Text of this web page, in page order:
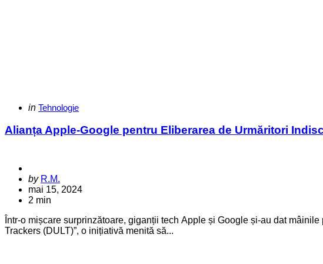
Categories
Posted
in Tehnologie
Alianța Apple-Google pentru Eliberarea de Urmăritori
Posted
by
by R.M.
mai 15, 2024
2 min
Într-o mișcare surprinzătoare, giganții tech Apple și Google și-au dat
Trackers (DULT)”, o inițiativă menită să...